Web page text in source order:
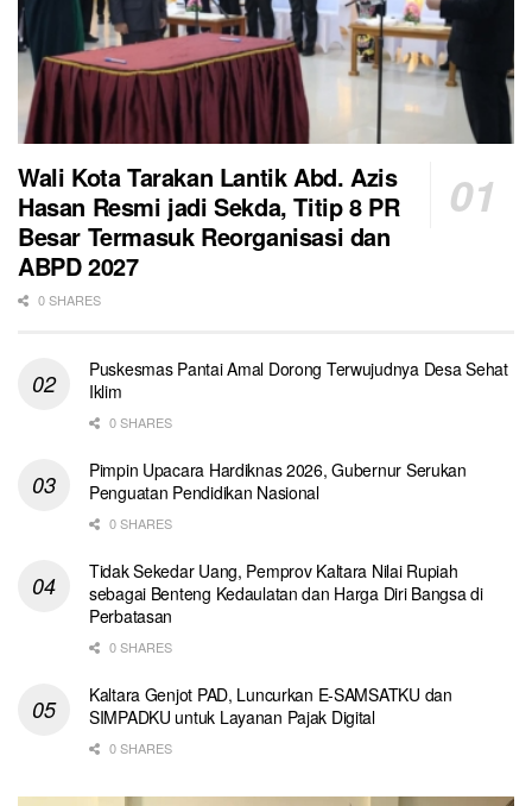
Wali Kota Tarakan Lantik Abd. Azis
Hasan Resmi jadi Sekda, Titip 8 PR
Besar Termasuk Reorganisasi dan
ABPD 2027
0 SHARES
Puskesmas Pantai Amal Dorong Terwujudnya Desa Sehat
Iklim
0 SHARES
Pimpin Upacara Hardiknas 2026, Gubernur Serukan
Penguatan Pendidikan Nasional
0 SHARES
Tidak Sekedar Uang, Pemprov Kaltara Nilai Rupiah
sebagai Benteng Kedaulatan dan Harga Diri Bangsa di
Perbatasan
0 SHARES
Kaltara Genjot PAD, Luncurkan E-SAMSATKU dan
SIMPADKU untuk Layanan Pajak Digital
0 SHARES